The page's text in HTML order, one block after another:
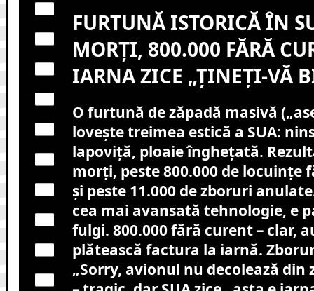
FURTUNĂ ISTORICĂ ÎN
MORȚI, 800.000 FĂRĂ
IARNA ZICE „ȚINEȚI-VĂ
O furtună de zăpadă masivă
lovește treimea estică a SUA:
lapoviță, ploaie înghețată.
morți, peste 800.000 de locuințe
și peste 11.000 de zboruri
cea mai avansată tehnologie, e
fulgi. 800.000 fără curent – clar,
plătească factura la iarnă.
„Sorry, avionul nu decolează din